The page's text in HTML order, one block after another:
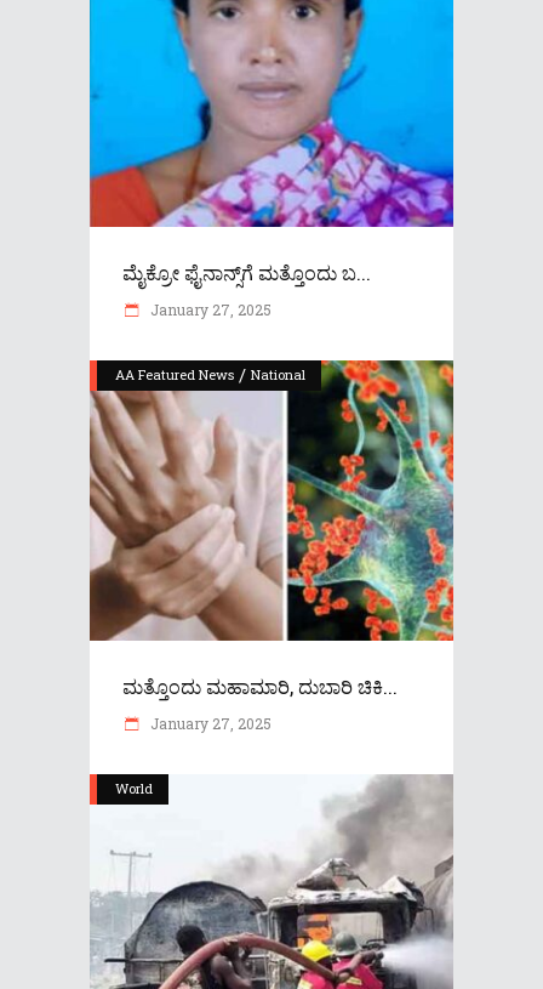
ಮೈಕ್ರೋ ಫೈನಾನ್ಸ್‌ಗೆ ಮತ್ತೊಂದು ಬ...
January 27, 2025
AA Featured News / National
ಮತ್ತೊಂದು ಮಹಾಮಾರಿ, ದುಬಾರಿ ಚಿಕಿ...
January 27, 2025
World